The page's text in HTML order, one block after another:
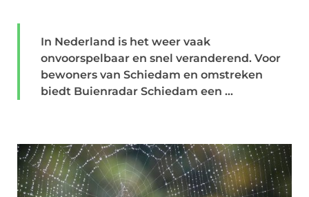
In Nederland is het weer vaak
onvoorspelbaar en snel veranderend. Voor
bewoners van Schiedam en omstreken
biedt Buienradar Schiedam een ...